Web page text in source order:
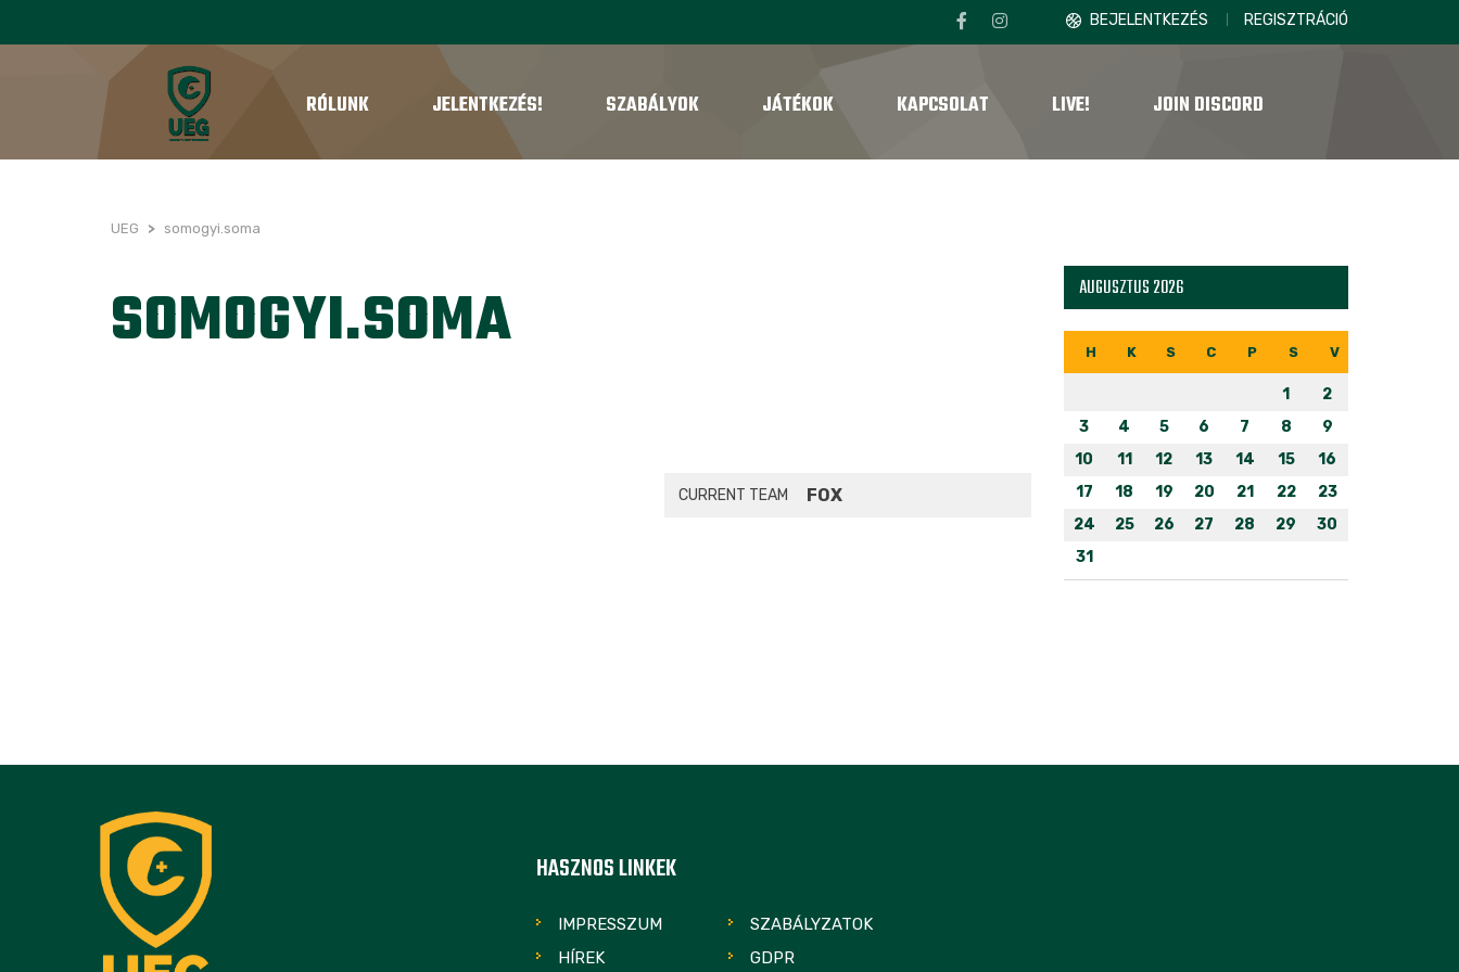
BEJELENTKEZÉS REGISZTRÁCIÓ
RÓLUNK JELENTKEZÉS! SZABÁLYOK JÁTÉKOK KAPCSOLAT LIVE! JOIN DISCORD
UEG > somogyi.soma
SOMOGYI.SOMA
CURRENT TEAM FOX
AUGUSZTUS 2026
H K S C P S V
1
2
3
4 5 6 7 8
9
10
11 12 13 14 15
16
17
18 19 20 21 22
23
24
25 26 27 28 29
30
31
HASZNOS LINKEK
IMPRESSZUM
SZABÁLYZATOK
HÍREK
GDPR